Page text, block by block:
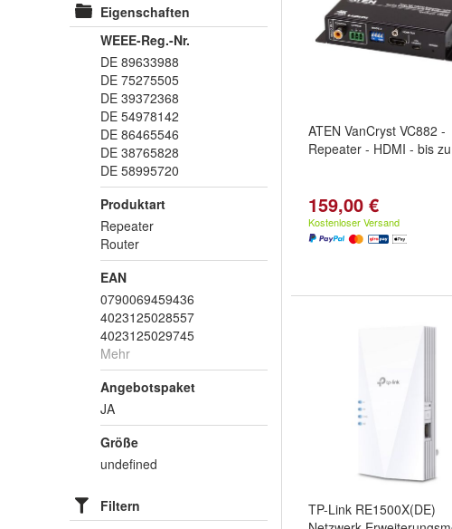
Eigenschaften
WEEE-Reg.-Nr.
DE 89633988
DE 75275505
DE 39372368
DE 54978142
DE 86465546
DE 38765828
DE 58995720
Produktart
Repeater
Router
EAN
0790069459436
4023125028557
4023125029745
Mehr
Angebotspaket
JA
Größe
undefined
Filtern
ATEN VanCryst VC882 -
Repeater - HDMI - bis zu
159,00 €
Kostenloser Versand
TP-Link RE1500X(DE)